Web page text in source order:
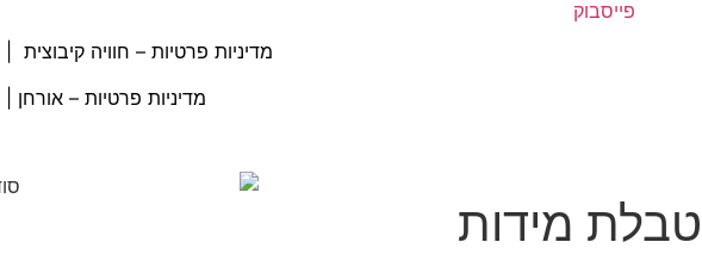
מדיניות פרטיות – חוויה קיבוצית
מדיניות פרטיות – אורחן
טבלת מידות